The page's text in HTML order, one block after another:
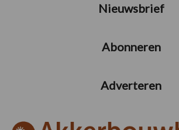
Nieuwsbrief
Abonneren
Adverteren